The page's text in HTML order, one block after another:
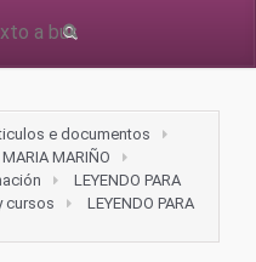
e documentos
MARIÑO
LEYENDO PARA
cursos
LEYENDO PARA